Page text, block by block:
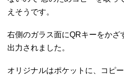
えそうです。
右側のガラス面にQRキーをかざ
出力されました。
オリジナルはポケットに、コピ